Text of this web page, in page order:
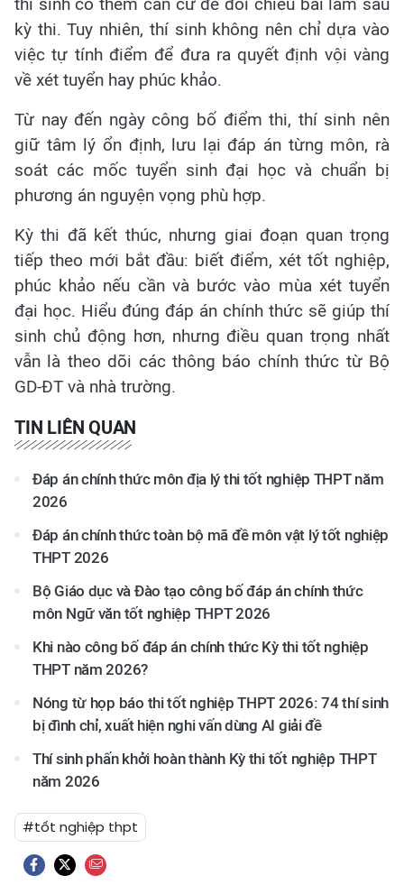
kỳ thi. Tuy nhiên, thí sinh không nên chỉ dựa vào
việc tự tính điểm để đưa ra quyết định vội vàng
về xét tuyển hay phúc khảo.
Từ nay đến ngày công bố điểm thi, thí sinh nên
giữ tâm lý ổn định, lưu lại đáp án từng môn, rà
soát các mốc tuyển sinh đại học và chuẩn bị
phương án nguyện vọng phù hợp.
Kỳ thi đã kết thúc, nhưng giai đoạn quan trọng
tiếp theo mới bắt đầu: biết điểm, xét tốt nghiệp,
phúc khảo nếu cần và bước vào mùa xét tuyển
đại học. Hiểu đúng đáp án chính thức sẽ giúp thí
sinh chủ động hơn, nhưng điều quan trọng nhất
vẫn là theo dõi các thông báo chính thức từ Bộ
GD-ĐT và nhà trường.
TIN LIÊN QUAN
Đáp án chính thức môn địa lý thi tốt nghiệp THPT năm
2026
Đáp án chính thức toàn bộ mã đề môn vật lý tốt nghiệp
THPT 2026
Bộ Giáo dục và Đào tạo công bố đáp án chính thức
môn Ngữ văn tốt nghiệp THPT 2026
Khi nào công bố đáp án chính thức Kỳ thi tốt nghiệp
THPT năm 2026?
Nóng từ họp báo thi tốt nghiệp THPT 2026: 74 thí sinh
bị đình chỉ, xuất hiện nghi vấn dùng AI giải đề
Thí sinh phấn khởi hoàn thành Kỳ thi tốt nghiệp THPT
năm 2026
#tốt nghiệp thpt